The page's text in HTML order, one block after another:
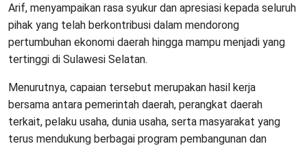
Arif, menyampaikan rasa syukur dan apresiasi kepada seluruh
pihak yang telah berkontribusi dalam mendorong
pertumbuhan ekonomi daerah hingga mampu menjadi yang
tertinggi di Sulawesi Selatan.
Menurutnya, capaian tersebut merupakan hasil kerja
bersama antara pemerintah daerah, perangkat daerah
terkait, pelaku usaha, dunia usaha, serta masyarakat yang
terus mendukung berbagai program pembangunan dan